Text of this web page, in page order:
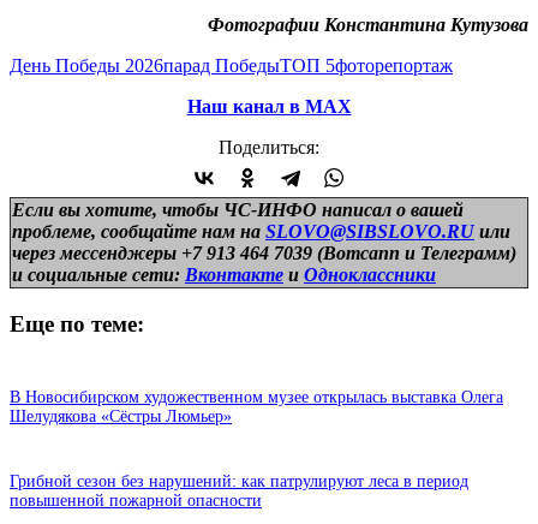
Фотографии Константина Кутузова
День Победы 2026парад ПобедыТОП 5фоторепортаж
Наш канал в МАХ
Поделиться:
Если вы хотите, чтобы ЧС-ИНФО написал о вашей
проблеме, сообщайте нам на SLOVO@SIBSLOVO.RU или
через мессенджеры +7 913 464 7039 (Вотсапп и Телеграмм)
и социальные сети: Вконтакте и Одноклассники
Еще по теме:
В Новосибирском художественном музее открылась выставка Олега
Шелудякова «Сёстры Люмьер»
Грибной сезон без нарушений: как патрулируют леса в период
повышенной пожарной опасности